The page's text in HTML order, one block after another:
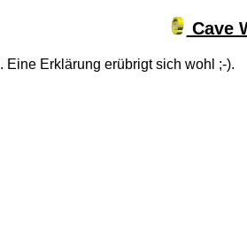
Cave
. Eine Erklärung erübrigt sich wohl ;-).